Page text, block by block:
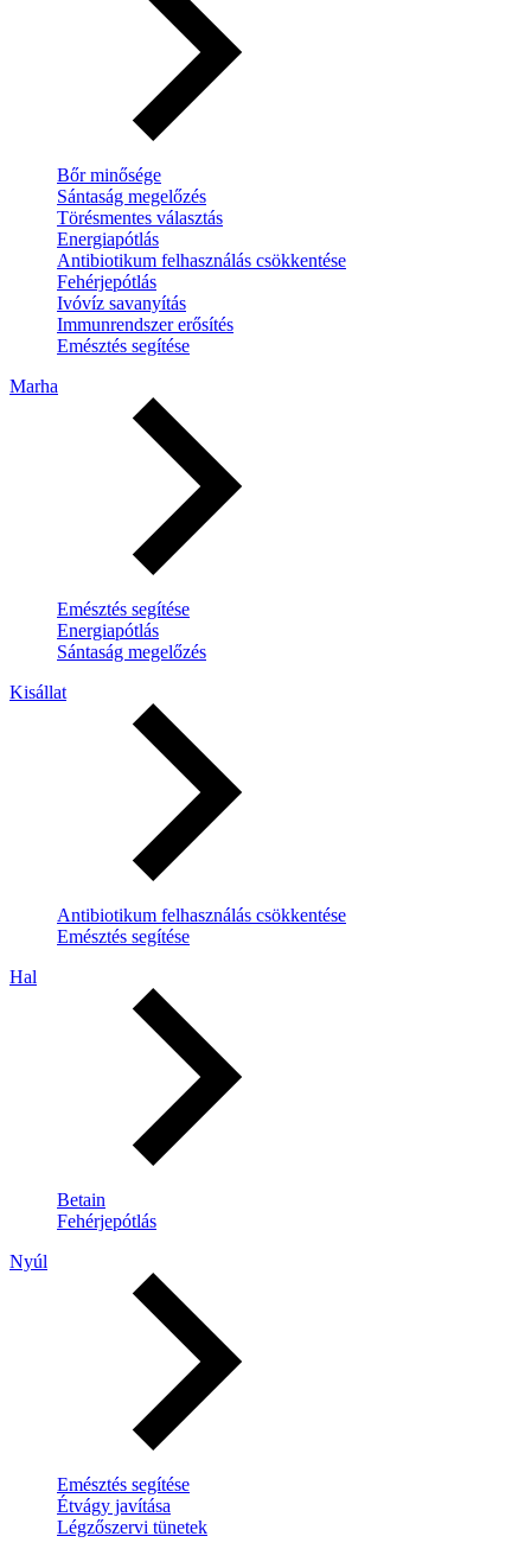
Bőr minősége
Sántaság megelőzés
Törésmentes választás
Energiapótlás
Antibiotikum felhasználás csökkentése
Fehérjepótlás
Ivóvíz savanyítás
Immunrendszer erősítés
Emésztés segítése
Marha
Emésztés segítése
Energiapótlás
Sántaság megelőzés
Kisállat
Antibiotikum felhasználás csökkentése
Emésztés segítése
Hal
Betain
Fehérjepótlás
Nyúl
Emésztés segítése
Étvágy javítása
Légzőszervi tünetek